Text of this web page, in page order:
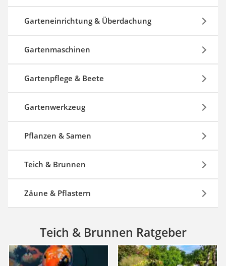
Garteneinrichtung & Überdachung
Gartenmaschinen
Gartenpflege & Beete
Gartenwerkzeug
Pflanzen & Samen
Teich & Brunnen
Zäune & Pflastern
Teich & Brunnen Ratgeber